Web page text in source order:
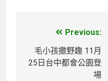
章
Previous:
毛小孩撒野趣 11月
25日台中都會公園登
場